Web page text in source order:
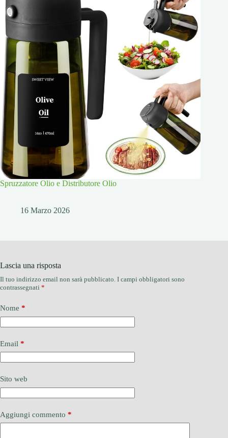
Spruzzatore Olio e Distributore Olio
16 Marzo 2026
Lascia una risposta
Il tuo indirizzo email non sarà pubblicato. I campi obbligatori sono
contrassegnati *
Nome *
Email *
Sito web
Aggiungi commento *